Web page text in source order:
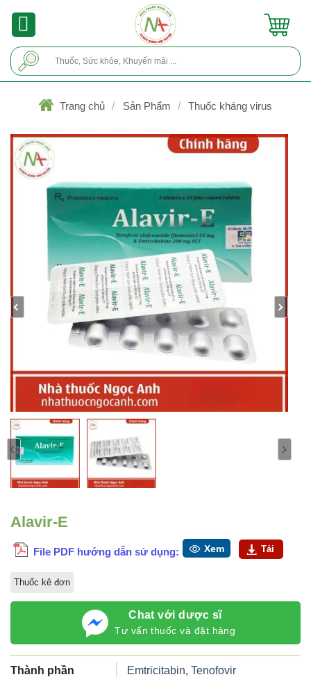
Trang chủ / Sản Phẩm / Thuốc kháng virus
Chat với dược sĩ
Tư vấn thuốc và đặt hàng
Alavir-E
File PDF hướng dẫn sử dụng: Xem Tải
Thuốc kê đơn
Thành phần Emtricitabin, Tenofovir